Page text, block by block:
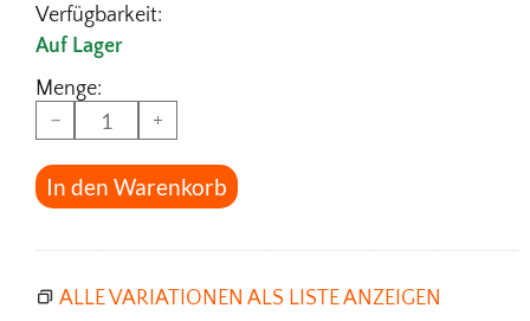
Verfügbarkeit:
Auf Lager
Menge:
−
+
In den Warenkorb
ALLE VARIATIONEN ALS LISTE ANZEIGEN